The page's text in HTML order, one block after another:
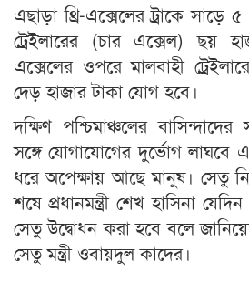
এছাড়া থ্রি-এক্সেলের ট্রাকে সাড়ে
ট্রেইলারের (চার এক্সেল) ছয়
এক্সেলের ওপরে মালবাহী
দেড় হাজার টাকা যোগ হবে।
দক্ষিণ পশ্চিমাঞ্চলের
সঙ্গে যোগাযোগের দুর্ভোগ
ধরে অপেক্ষায় আছে মানুষ। সেতু
শষে প্রধানমন্ত্রী শেখ হাসিনা
সেতু উদ্বোধন করা হবে বলে
সেতু মন্ত্রী ওবায়দুল কাদের।